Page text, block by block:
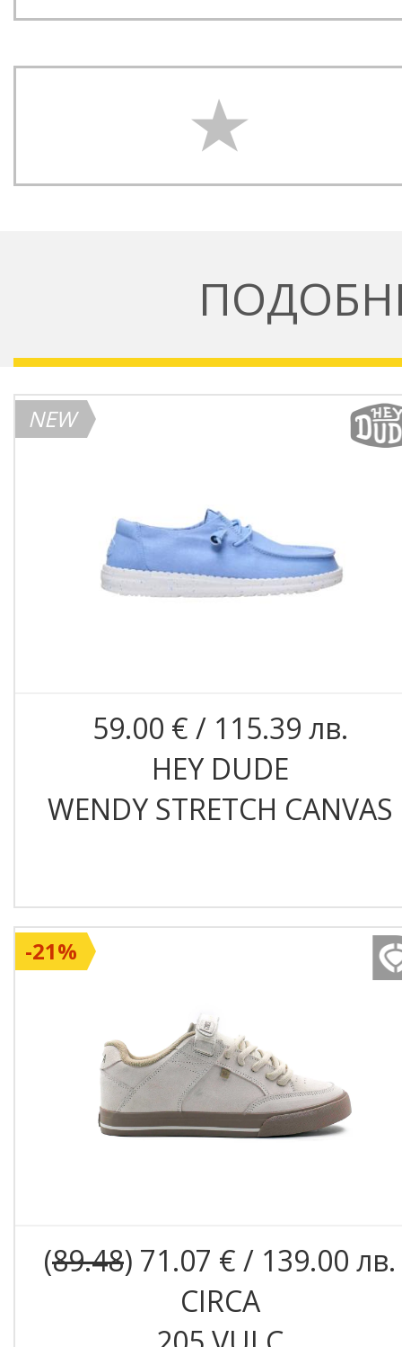
59.00 € / 115.39 лв.
HEY DUDE
WENDY STRETCH CANVAS
NEW
(89.48) 71.07 € / 139.00 лв.
CIRCA
-21%